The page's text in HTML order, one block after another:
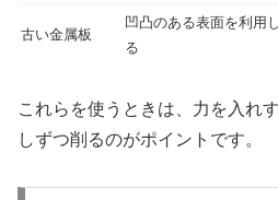
古い金属板
凹凸のある表面を利用
る
これらを使うときは、力を入れ
しずつ削るのがポイントです。